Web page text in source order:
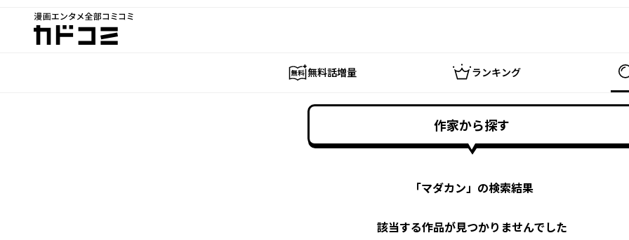
漫画エンタメ全部コミコミ
カドコミ
無料話増量 ランキング
作家から探す
「マダカン」の検索結果
該当する作品が見つかりませんでした